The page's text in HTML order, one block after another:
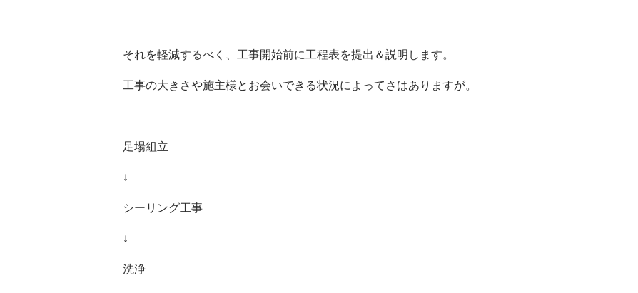
それを軽減するべく、工事開始前に工程表を提出＆説明します。
工事の大きさや施主様とお会いできる状況によってさはありますが。
足場組立
↓
シーリング工事
↓
洗浄